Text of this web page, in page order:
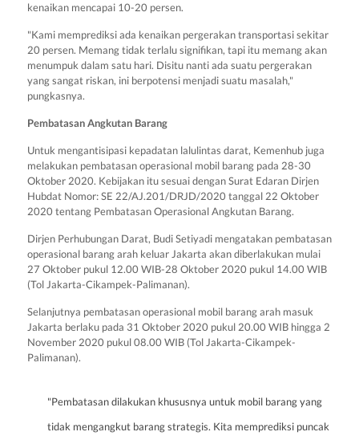
kenaikan mencapai 10-20 persen.
"Kami memprediksi ada kenaikan pergerakan transportasi sekitar
20 persen. Memang tidak terlalu signifikan, tapi itu memang akan
menumpuk dalam satu hari. Disitu nanti ada suatu pergerakan
yang sangat riskan, ini berpotensi menjadi suatu masalah,"
pungkasnya.
Pembatasan Angkutan Barang
Untuk mengantisipasi kepadatan lalulintas darat, Kemenhub juga
melakukan pembatasan operasional mobil barang pada 28-30
Oktober 2020. Kebijakan itu sesuai dengan SuratEdaran Dirjen
Hubdat Nomor: SE 22/AJ.201/DRJD/2020 tanggal 22 Oktober
2020 tentang Pembatasan Operasional Angkutan Barang.
Dirjen Perhubungan Darat, BudiSetiyadi mengatakan pembatasan
operasional barang arah keluar Jakarta akan diberlakukan mulai
27 Oktober pukul 12.00 WIB-28 Oktober 2020 pukul 14.00 WIB
(Tol Jakarta-Cikampek-Palimanan).
Selanjutnya pembatasan operasional mobil barang arah masuk
Jakarta berlaku pada 31 Oktober 2020 pukul 20.00 WIB hingga 2
November 2020 pukul 08.00 WIB (Tol Jakarta-Cikampek-
Palimanan).
"Pembatasan dilakukan khususnya untuk mobil barang yang
tidak mengangkut barang strategis. Kita memprediksi puncak